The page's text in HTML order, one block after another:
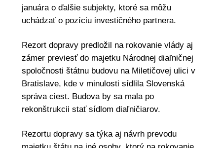
januára o ďalšie subjekty, ktoré sa môžu
uchádzať o pozíciu investičného partnera.
Rezort dopravy predložil na rokovanie vlády aj
zámer previesť do majetku Národnej diaľničnej
spoločnosti štátnu budovu na Miletičovej ulici v
Bratislave, kde v minulosti sídlila Slovenská
správa ciest. Budova by sa mala po
rekonštrukcii stať sídlom diaľničiarov.
Rezortu dopravy sa týka aj návrh prevodu